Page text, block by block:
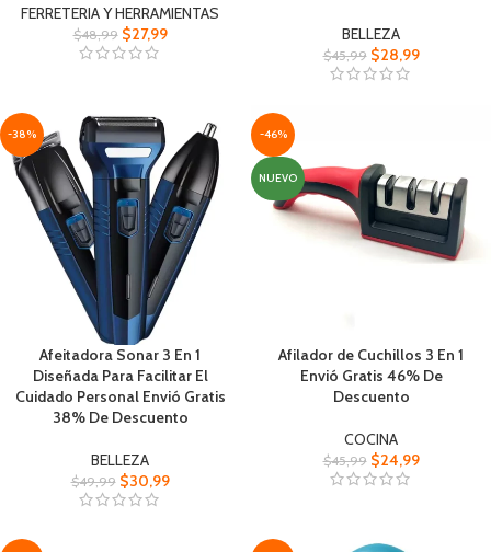
FERRETERIA Y HERRAMIENTAS
$48,99 $27,99 BELLEZA
$45,99 $28,99
-38%
Afeitadora Sonar 3 En 1
Diseñada Para Facilitar El
Cuidado Personal Envió Gratis
38% De Descuento
BELLEZA
$49,99 $30,99
-46%
NUEVO
Afilador de Cuchillos 3 En 1
Envió Gratis 46% De
Descuento
COCINA
$45,99 $24,99